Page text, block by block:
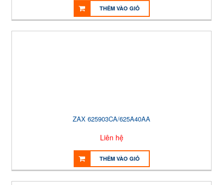
THÊM VÀO GIỎ
ZAX 625903CA/625A40AA
Liên hệ
THÊM VÀO GIỎ